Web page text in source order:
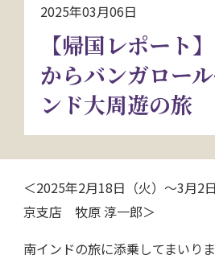
電話にてお
2025年03月06日
【帰国レポート
からバンガロー
ンド大周遊の旅
＜2025年2月18日（火）～3月
京支店 牧原 淳一郎＞
南インドの旅に添乗してまいり